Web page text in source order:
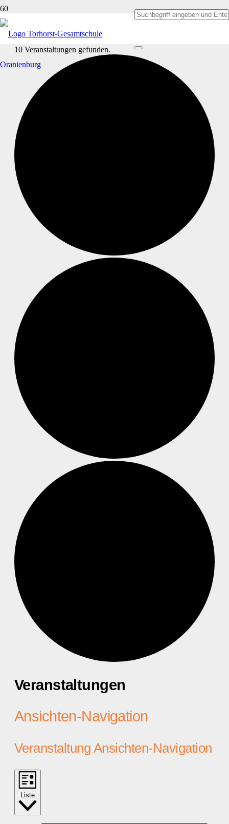
10 Veranstaltungen gefunden.
Veranstaltungen
Ansichten-Navigation
Veranstaltung Ansichten-Navigation
Liste